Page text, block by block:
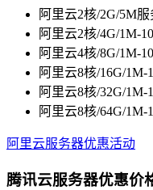
阿里云2核/2G/5M
阿里云2核/4G/1M-
阿里云4核/8G/1M-
阿里云8核/16G/
阿里云8核/32G/
阿里云8核/64G/
阿里云服务器优惠活动
腾讯云服务器优惠价